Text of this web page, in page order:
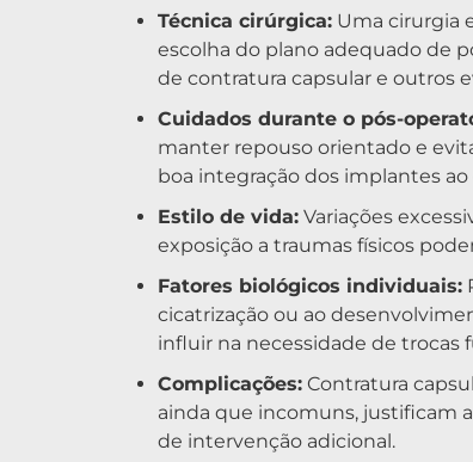
Técnica cirúrgica: Uma cirurgia
escolha do plano adequado de
de contratura capsular e outros
Cuidados durante o pós-
manter repouso orientado e
boa integração dos implantes ao
Estilo de vida: Variações
exposição a traumas físicos
Fatores biológicos individuais:
cicatrização ou ao
influir na necessidade de trocas
Complicações: Contratura
ainda que incomuns, justificam
de intervenção adicional.